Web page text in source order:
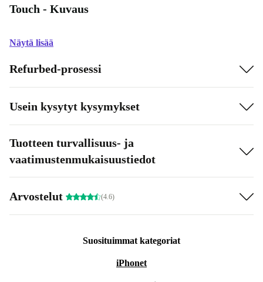
Touch - Kuvaus
Näytä lisää
Refurbed-prosessi
Usein kysytyt kysymykset
Tuotteen turvallisuus- ja
vaatimustenmukaisuustiedot
Arvostelut (4.6)
Suosituimmat kategoriat
iPhonet